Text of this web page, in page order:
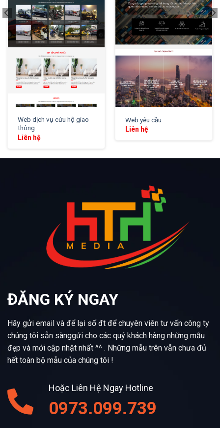
Web dịch vụ cứu hộ giao
thông
Liên hệ
XEM THỬ
Web yêu cầu
Liên hệ
XEM THỬ
ĐĂNG KÝ NGAY
Hãy gửi email và để lại số đt để chuyên viên tư vấn công ty
chúng tôi sẵn sànggửi cho các quý khách hàng những mẫu
đẹp và mới cập nhật nhất ^^ . Những mẫu trên vẫn chưa đủ
hết toàn bộ mẫu của chúng tôi !
Hoặc Liên Hệ Ngay Hotline
0973.099.739